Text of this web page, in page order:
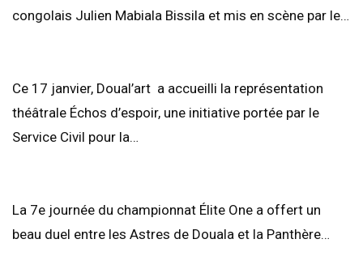
congolais Julien Mabiala Bissila et mis en scène par le…
Ce 17 janvier, Doual’art a accueilli la représentation
théâtrale Échos d’espoir, une initiative portée par le
Service Civil pour la…
La 7e journée du championnat Élite One a offert un
beau duel entre les Astres de Douala et la Panthère…